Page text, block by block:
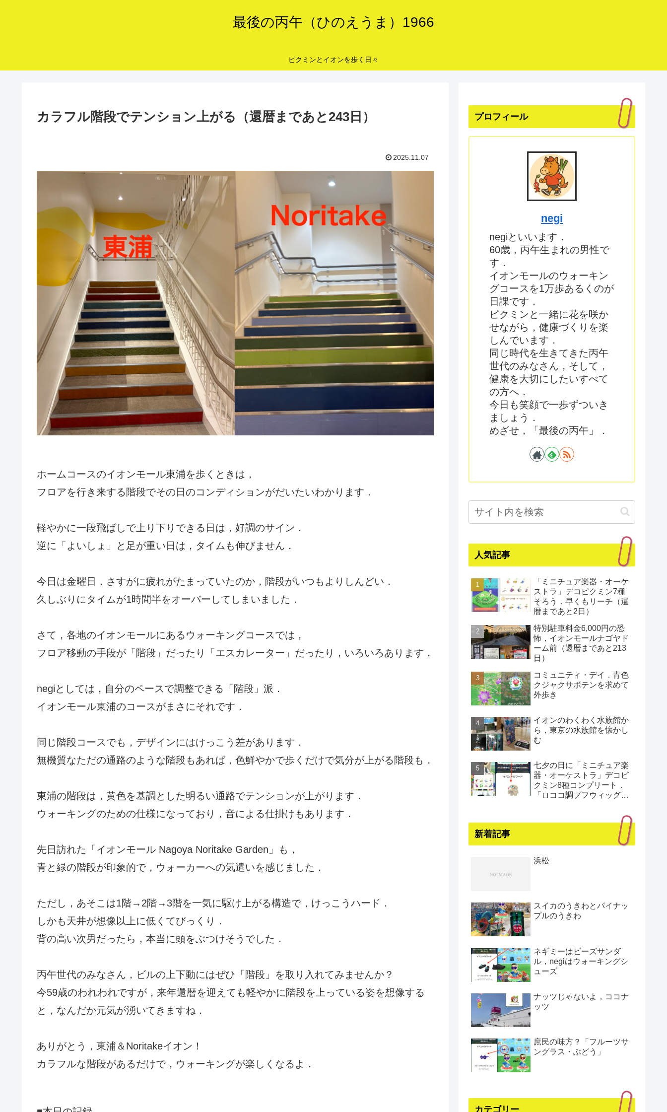
最後の丙午（ひのえうま）1966
ピクミンとイオンを歩く日々
カラフル階段でテンション上がる（還暦まであと243日）
2025.11.07
ホームコースのイオンモール東浦を歩くときは，
フロアを行き来する階段でその日のコンディションがだいたいわかります．
軽やかに一段飛ばしで上り下りできる日は，好調のサイン．
逆に「よいしょ」と足が重い日は，タイムも伸びません．
今日は金曜日．さすがに疲れがたまっていたのか，階段がいつもよりしんどい．
久しぶりにタイムが1時間半をオーバーしてしまいました．
さて，各地のイオンモールにあるウォーキングコースでは，
フロア移動の手段が「階段」だったり「エスカレーター」だったり，いろいろあります．
negiとしては，自分のペースで調整できる「階段」派．
イオンモール東浦のコースがまさにそれです．
同じ階段コースでも，デザインにはけっこう差があります．
無機質なただの通路のような階段もあれば，色鮮やかで歩くだけで気分が上がる階段も．
東浦の階段は，黄色を基調とした明るい通路でテンションが上がります．
ウォーキングのための仕様になっており，音による仕掛けもあります．
先日訪れた「イオンモール Nagoya Noritake Garden」も，
青と緑の階段が印象的で，ウォーカーへの気遣いを感じました．
ただし，あそこは1階→2階→3階を一気に駆け上がる構造で，けっこうハード．
しかも天井が想像以上に低くてびっくり．
背の高い次男だったら，本当に頭をぶつけそうでした．
丙午世代のみなさん，ビルの上下動にはぜひ「階段」を取り入れてみませんか？
今59歳のわれわれですが，来年還暦を迎えても軽やかに階段を上っている姿を想像する
と，なんだか元気が湧いてきますね．
ありがとう，東浦＆Noritakeイオン！
カラフルな階段があるだけで，ウォーキングが楽しくなるよ．
プロフィール
negi
negiといいます．
60歳，丙午生まれの男性で
す．
イオンモールのウォーキン
グコースを1万歩あるくのが
日課です．
ピクミンと一緒に花を咲か
せながら，健康づくりを楽
しんでいます．
同じ時代を生きてきた丙午
世代のみなさん，そして，
健康を大切にしたいすべて
の方へ．
今日も笑顔で一歩ずついき
ましょう．
めざせ，「最後の丙午」．
人気記事
「ミニチュア楽器・オーケ
ストラ」デコピクミン7種
そろう．早くもリーチ（還
暦まであと2日）
特別駐車料金6,000円の恐
怖，イオンモールナゴヤド
ーム前（還暦まであと213
日）
コミュニティ・デイ．青色
クジャクサボテンを求めて
外歩き
イオンのわくわく水族館か
ら，東京の水族館を懐かし
む
七夕の日に「ミニチュア楽
器・オーケストラ」デコピ
クミン8種コンプリート．
「ロココ調プフウィッグ・
新着記事
浜松
スイカのうきわとパイナッ
プルのうきわ
ネギミーはビーズサンダ
ル，negiはウォーキングシ
ューズ
ナッツじゃないよ，ココナ
ッツ
庶民の味方？「フルーツサ
ングラス・ぶどう」
カテゴリー